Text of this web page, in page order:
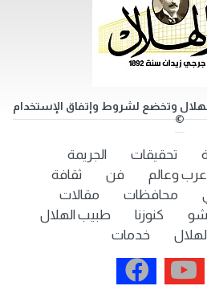
وتخضع لشروط وإتفاق الإستخدام
©
تحقيقات
الجريمة
عرب وعالم فن
ثقافة
محافظات
مقالات
شو كنوزنا
طبيب الهلال
خدمات